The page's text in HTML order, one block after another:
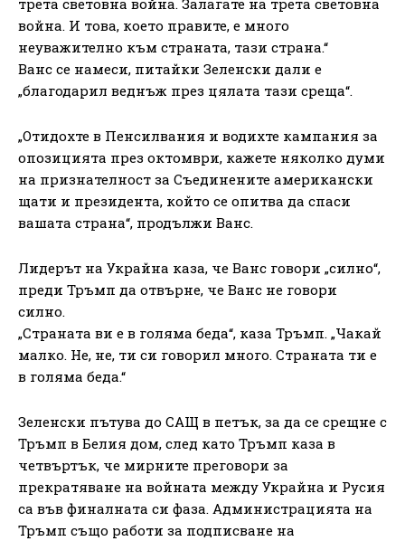
трета световна война. Залагате на трета световна
война. И това, което правите, е много
неуважително към страната, тази страна.“
Ванс се намеси, питайки Зеленски дали е
„благодарил веднъж през цялата тази среща“.
„Отидохте в Пенсилвания и водихте кампания за
опозицията през октомври, кажете няколко думи
на признателност за Съединените американски
щати и президента, който се опитва да спаси
вашата страна“, продължи Ванс.
Лидерът на Украйна каза, че Ванс говори „силно“,
преди Тръмп да отвърне, че Ванс не говори
силно.
„Страната ви е в голяма беда“, каза Тръмп. „Чакай
малко. Не, не, ти си говорил много. Страната ти е
в голяма беда.“
Зеленски пътува до САЩ в петък, за да се срещне с
Тръмп в Белия дом, след като Тръмп каза в
четвъртък, че мирните преговори за
прекратяване на войната между Украйна и Русия
са във финалната си фаза. Администрацията на
Тръмп също работи за подписване на